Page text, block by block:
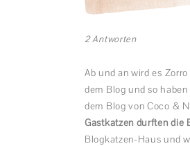
2 Antworten
Ab und an wird es
dem Blog und so
dem Blog von Coco &
Gastkatzen durften die
Blogkatzen-Haus und